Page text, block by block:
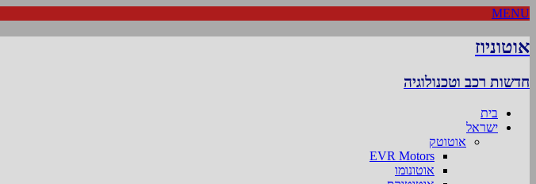
MENU
אוטוניוז
חדשות רכב וטכנולוגיה
בית
ישראל
אוטוטק
EVR Motors
אוטונומו